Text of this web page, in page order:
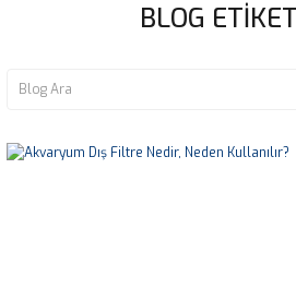
BLOG